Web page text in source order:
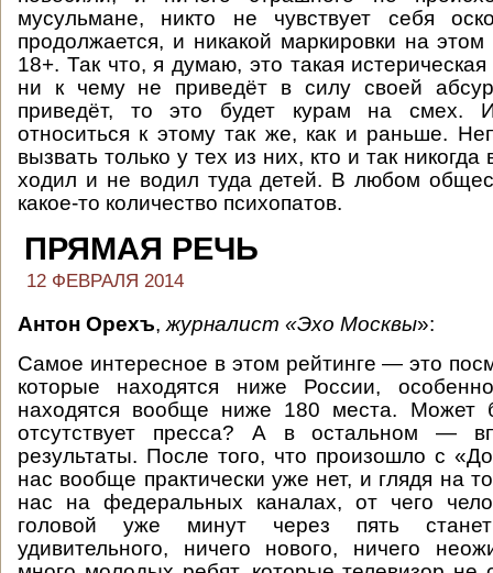
мусульмане, никто не чувствует себя
продолжается, и никакой маркировки на этом
18+. Так что, я думаю, это такая
ни к чему не приведёт в силу своей
приведёт, то это будет курам на смех.
относиться к этому так же, как и раньше.
вызвать только у тех из них, кто и так
ходил и не водил туда детей. В любом
какое-то количество психопатов.
ПРЯМАЯ РЕЧЬ
12 ФЕВРАЛЯ 2014
Антон Орехъ, журналист «Эхо Москвы»:
Самое интересное в этом рейтинге — это
которые находятся ниже России,
находятся вообще ниже 180 места. Может
отсутствует пресса? А в остальном —
результаты. После того, что произошло с
нас вообще практически уже нет, и глядя на
нас на федеральных каналах, от чего
головой уже минут через пять
удивительного, ничего нового, ничего